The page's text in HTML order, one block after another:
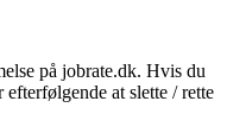
på jobrate.dk. Hvis du
at slette / rette